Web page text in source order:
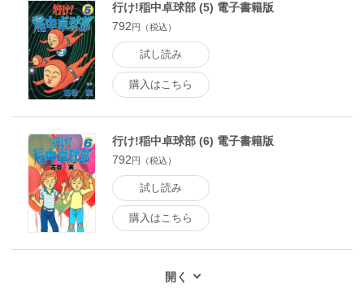
行け!稲中卓球部 (5) 電子書籍版
792 円（税込）
試し読み
購入はこちら
行け!稲中卓球部 (6) 電子書籍版
792円（税込）
試し読み
購入はこちら